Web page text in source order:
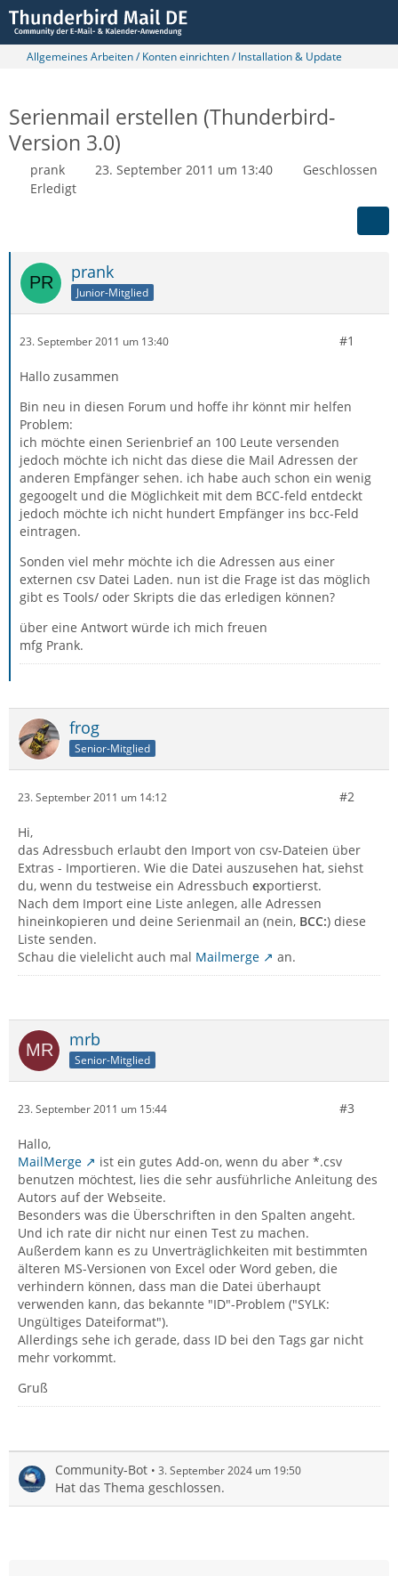
Allgemeines Arbeiten / Konten einrichten / Installation & Update
Serienmail erstellen (Thunderbird-
Version 3.0)
prank 23. September 2011 um 13:40
Geschlossen
Erledigt
prank
Junior-Mitglied
23. September 2011 um 13:40 #1
Hallo zusammen
Bin neu in diesen Forum und hoffe ihr könnt mir helfen
Problem:
ich möchte einen Serienbrief an 100 Leute versenden
jedoch möchte ich nicht das diese die Mail Adressen der
anderen Empfänger sehen. ich habe auch schon ein wenig
gegoogelt und die Möglichkeit mit dem BCC-feld entdeckt
jedoch möchte ich nicht hundert Empfänger ins bcc-Feld
eintragen.
Sonden viel mehr möchte ich die Adressen aus einer
externen csv Datei Laden. nun ist die Frage ist das möglich
gibt es Tools/ oder Skripts die das erledigen können?
über eine Antwort würde ich mich freuen
mfg Prank.
frog
Senior-Mitglied
23. September 2011 um 14:12 #2
Hi,
das Adressbuch erlaubt den Import von csv-Dateien über
Extras - Importieren. Wie die Datei auszusehen hat, siehst
du, wenn du testweise ein Adressbuch exportierst.
Nach dem Import eine Liste anlegen, alle Adressen
hineinkopieren und deine Serienmail an (nein, BCC:) diese
Liste senden.
Schau die vielelicht auch mal Mailmerge an.
mrb
Senior-Mitglied
23. September 2011 um 15:44 #3
Hallo,
MailMerge
ist ein gutes Add-on, wenn du aber *.csv
benutzen möchtest, lies die sehr ausführliche Anleitung des
Autors auf der Webseite.
Besonders was die Überschriften in den Spalten angeht.
Und ich rate dir nicht nur einen Test zu machen.
Außerdem kann es zu Unverträglichkeiten mit bestimmten
älteren MS-Versionen von Excel oder Word geben, die
verhindern können, dass man die Datei überhaupt
verwenden kann, das bekannte "ID"-Problem ("SYLK:
Ungültiges Dateiformat").
Allerdings sehe ich gerade, dass ID bei den Tags gar nicht
mehr vorkommt.
Gruß
Community-Bot 3. September 2024 um 19:50
Hat das Thema geschlossen.